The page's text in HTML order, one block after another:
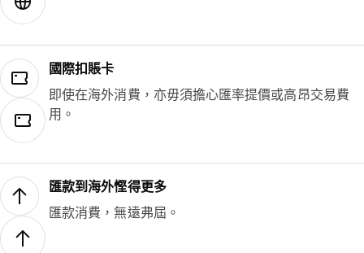
國際扣賬卡
即使在海外消費，亦毋須擔心匯率提價或高昂交易費
用。
匯款到海外慳得更多
匯款消費，無遠弗屆。